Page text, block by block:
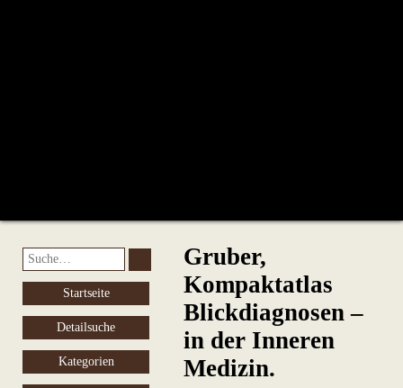
Startseite
Detailsuche
Kategorien
Gruber,
Kompaktatlas
Blickdiagnosen –
in der Inneren
Medizin.